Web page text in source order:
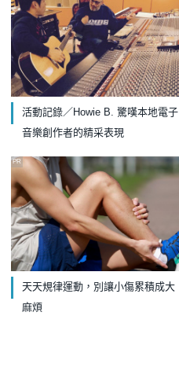
活動記錄／Howie B. 驚嘆本地電子
音樂創作者的精采表現
天天規律運動，別讓小傷累積成大
麻煩
PR